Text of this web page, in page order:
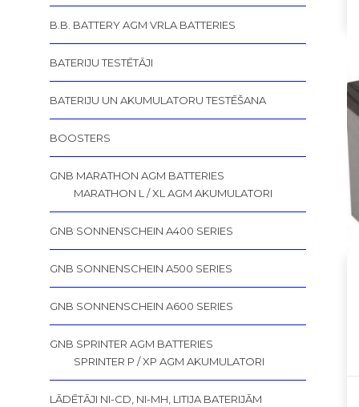
B.B. BATTERY AGM VRLA BATTERIES
BATERIJU TESTĒTĀJI
BATERIJU UN AKUMULATORU TESTĒŠANA
BOOSTERS
GNB MARATHON AGM BATTERIES
MARATHON L / XL AGM AKUMULATORI
GNB SONNENSCHEIN A400 SERIES
GNB SONNENSCHEIN A500 SERIES
GNB SONNENSCHEIN A600 SERIES
GNB SPRINTER AGM BATTERIES
SPRINTER P / XP AGM AKUMULATORI
LĀDĒTĀJI NI-CD, NI-MH, LITIJA BATERIJĀM